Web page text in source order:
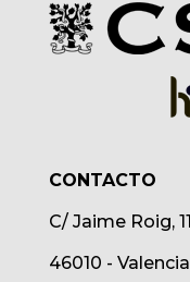
CONTACTO
C/ Jaime Roig, 11
46010 - Valencia